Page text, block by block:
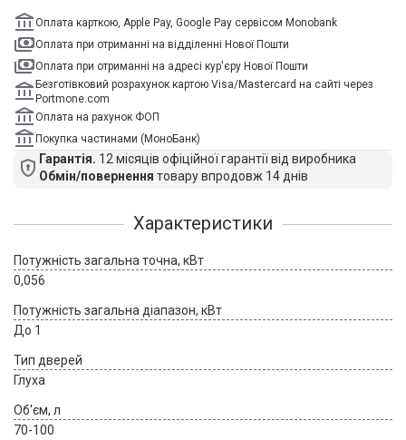
Оплата карткою, Apple Pay, Google Pay сервісом Monobank
Оплата при отриманні на відділенні Нової Пошти
Оплата при отриманні на адресі кур'єру Нової Пошти
Безготівковий розрахунок картою Visa/Mastercard на сайті через
Portmone.com
Оплата на рахунок ФОП
Покупка частинами (МоноБанк)
Гарантія. 12 місяців офіційної гарантії від виробника
Обмін/повернення товару впродовж 14 днів
Характеристики
Потужність загальна точна, кВт
0,056
Потужність загальна діапазон, кВт
До 1
Тип дверей
Глуха
Об'єм, л
70-100